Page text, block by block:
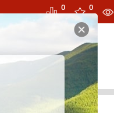
0 0